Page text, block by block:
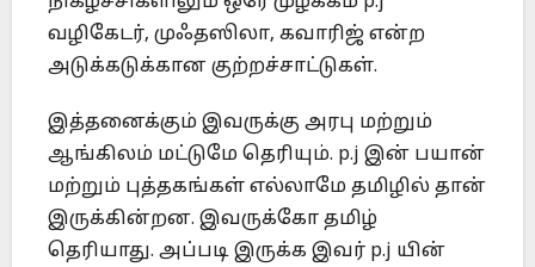
வழிகேடர், முஃதஸிலா, கவாரிஜ் என்ற
அடுக்கடுக்கான குற்றச்சாட்டுகள்.
இத்தனைக்கும் இவருக்கு அரபு மற்றும்
ஆங்கிலம் மட்டுமே தெரியும். p.j இன் பயான்
மற்றும் புத்தகங்கள் எல்லாமே தமிழில் தான்
இருக்கின்றன. இவருக்கோ தமிழ்
தெரியாது. அப்படி இருக்க இவர் p.j யின்